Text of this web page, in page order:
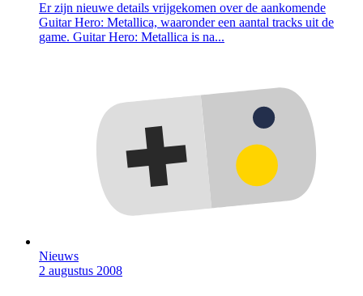
Er zijn nieuwe details vrijgekomen over de aankomende
Guitar Hero: Metallica, waaronder een aantal tracks uit de
game. Guitar Hero: Metallica is na...
Nieuws
2 augustus 2008